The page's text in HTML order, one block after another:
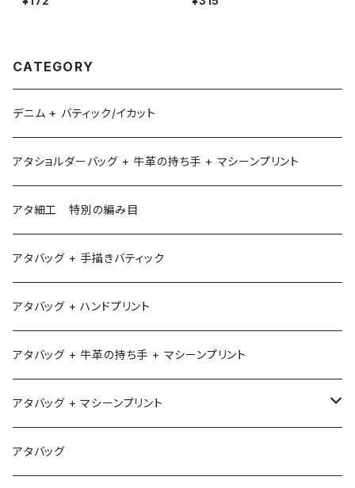
CATEGORY
デニム + バティック/イカット
アタショルダーバッグ + 牛革の持ち手 + マシーンプリント
アタ細工 特別の編み目
アタバッグ + 手描きバティック
アタバッグ + ハンドプリント
アタバッグ + 牛革の持ち手 + マシーンプリント
アタバッグ + マシーンプリント
1
アタバッグ